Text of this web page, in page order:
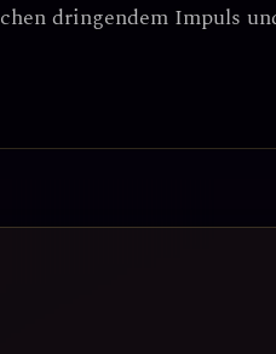
dringendem Impuls